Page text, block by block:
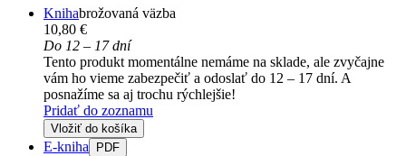
Knihabrožovaná väzba
10,80 €
Do 12 – 17 dní
Tento produkt momentálne nemáme na sklade, ale zvyčajne
vám ho vieme zabezpečiť a odoslať do 12 – 17 dní. A
posnažíme sa aj trochu rýchlejšie!
Pridať do zoznamu
Vložiť do košíka
E-kniha PDF